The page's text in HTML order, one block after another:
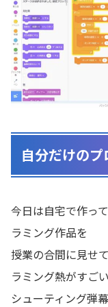
自分だけの
今日は自宅で作っ
ラミング作品を
授業の合間に見せ
ラミング熱がすご
シューティング弾